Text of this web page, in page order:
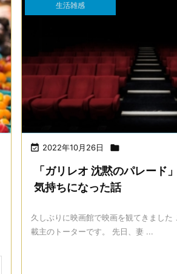
 2022年10月26日 
生活雑感
「ガリレオ 沈黙のパレード
気持ちになった話
久しぶりに映画館で映画を観てきました
載主のトーターです。 先日、妻 ...